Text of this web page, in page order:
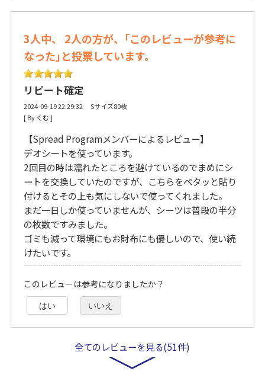
3人中、 2人の方が、｢このレビューが参考に
なった｣と投票しています。
リピート確定
2024-09-19 22:29:32 Sサイズ80枚
[ By くむ ]
【Spread Programメンバーによるレビュー】
デオシートを使っています。
2回目の時は濡れたところを避けているのでまめにシ
ートを交換していたのですが、こちらをペタッと貼り
付けるとその上も気にしないで使ってくれました。
まだ一日しか使っていませんが、シーツは普段の半分
の枚数ですみました。
ゴミも減って環境にもお財布にも優しいので、使い続
けたいです。
このレビューは参考になりましたか？
はい いいえ
全てのレビューを見る(51件)